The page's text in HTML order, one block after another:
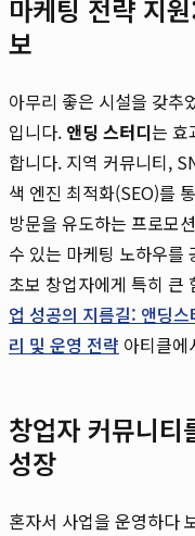
마케팅 전략 지
보
아무리 좋은 시설을 갖추
입니다. 앤딩 스터디는 효
합니다. 지역 커뮤니티,
색 엔진 최적화(SEO)를
방문을 유도하는 프로모
수 있는 마케팅 노하우를
초보 창업자에게 특히 큰
업 성공의 지름길: 앤딩
리 및 운영 전략 아티클에
창업자 커뮤니
성장
혼자서 사업을 운영하다